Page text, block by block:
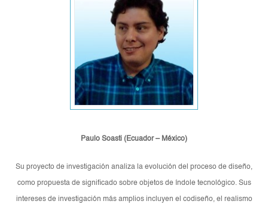
Paulo Soasti (Ecuador – México)
Su proyecto de investigación analiza la evolución del proceso de diseño,
como propuesta de significado sobre objetos de índole tecnológico. Sus
intereses de investigación más amplios incluyen el codiseño, el realismo